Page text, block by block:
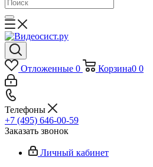
Отложенные 0 Корзина0 0
Телефоны
+7 (495) 646-00-59
Заказать звонок
Личный кабинет